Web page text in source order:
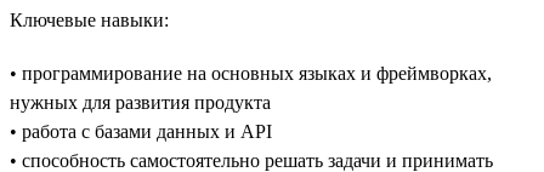
Ключевые навыки:
• программирование на основных языках и фреймворках,
нужных для развития продукта
• работа с базами данных и API
• способность самостоятельно решать задачи и принимать